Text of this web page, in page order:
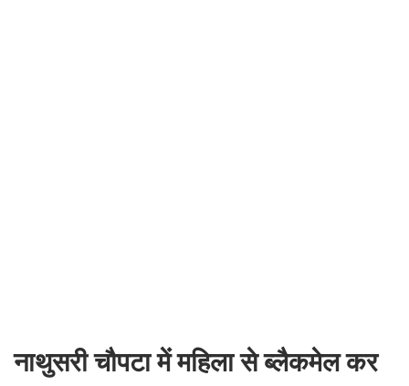
नाथुसरी चौपटा में महिला से ब्लैकमेल कर